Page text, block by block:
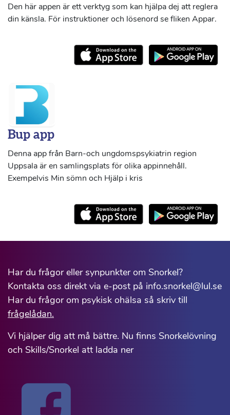
Den här appen är ett verktyg som kan hjälpa dej att reglera
din känsla. För instruktioner och lösenord se fliken Appar.
Bup app
Denna app från Barn-och ungdomspsykiatrin region
Uppsala är en samlingsplats för olika appinnehåll.
Exempelvis Min sömn och Hjälp i kris
Har du frågor eller synpunkter om Snorkel?
Kontakta oss direkt via e-post på info.snorkel@lul.se
Har du frågor om psykisk ohälsa så skriv till
frågelådan.
Vi hjälper dig att må bättre. Nu finns Snorkelövning
och Skills/Snorkel att ladda ner